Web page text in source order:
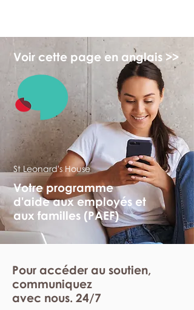
Voir cette page en anglais >>
St Leonard's House
Votre programme
d'aide aux employés et
aux familles (PAEF)
Pour accéder au soutien,
communiquez
avec nous. 24/7